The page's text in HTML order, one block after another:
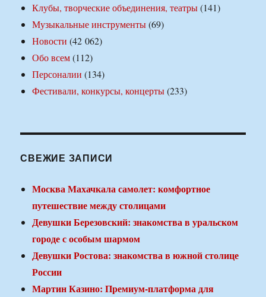
Клубы, творческие объединения, театры(141)
Музыкальные инструменты(69)
Новости (42 062)
Обо всем(112)
Персоналии (134)
Фестивали, конкурсы, концерты(233)
СВЕЖИЕ ЗАПИСИ
Москва Махачкала самолет: комфортное
путешествие между столицами
Девушки Березовский: знакомства в уральском
городе с особым шармом
Девушки Ростова: знакомства в южной столице
России
Мартин Казино: Премиум-платформа для